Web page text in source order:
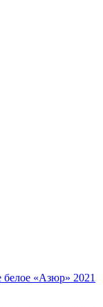
белое «Азюр» 2021